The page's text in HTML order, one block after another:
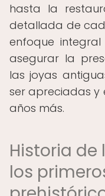
hasta la
detallada de
enfoque
asegurar la
las joyas
ser apreciadas y
años más.
Historia de
los